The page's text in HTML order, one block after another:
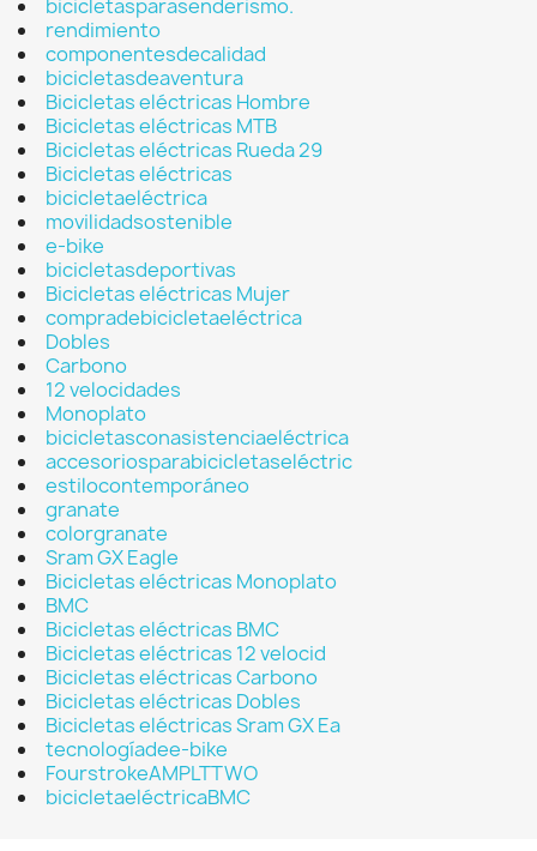
bicicletasparasenderismo.
rendimiento
componentesdecalidad
bicicletasdeaventura
Bicicletas eléctricas Hombre
Bicicletas eléctricas MTB
Bicicletas eléctricas Rueda 29
Bicicletas eléctricas
bicicletaeléctrica
movilidadsostenible
e-bike
bicicletasdeportivas
Bicicletas eléctricas Mujer
compradebicicletaeléctrica
Dobles
Carbono
12 velocidades
Monoplato
bicicletasconasistenciaeléctrica
accesoriosparabicicletaseléctric
estilocontemporáneo
granate
colorgranate
Sram GX Eagle
Bicicletas eléctricas Monoplato
BMC
Bicicletas eléctricas BMC
Bicicletas eléctricas 12 velocid
Bicicletas eléctricas Carbono
Bicicletas eléctricas Dobles
Bicicletas eléctricas Sram GX Ea
tecnologíadee-bike
FourstrokeAMPLTTWO
bicicletaeléctricaBMC